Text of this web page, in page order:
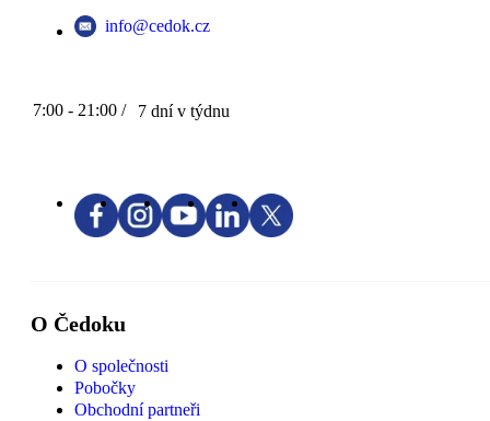
info@cedok.cz
7:00 - 21:00 / 7 dní v týdnu
O Čedoku
O společnosti
Pobočky
Obchodní partneři